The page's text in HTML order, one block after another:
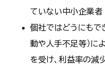
ていない中小企業者
個社ではどうにもで
動や人手不足等）に
を受け、利益率の減